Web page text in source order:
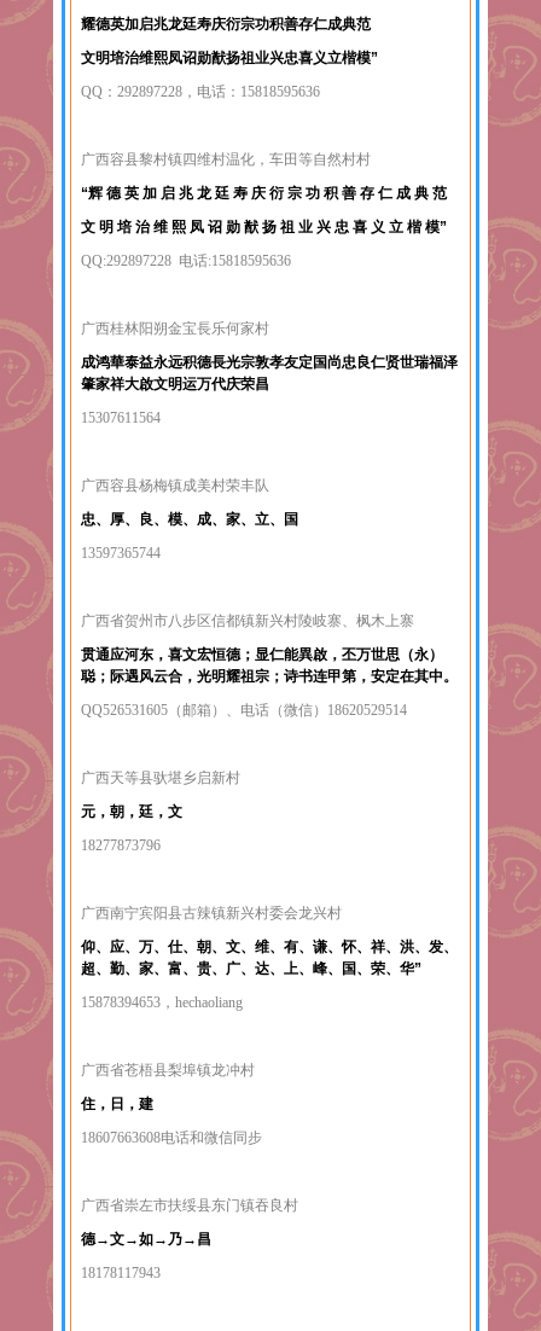
耀德英加启兆龙廷寿庆衍宗功积善存仁成典范
文明培治维熙凤诏勋猷扬祖业兴忠喜义立楷模”
QQ：292897228，电话：15818595636
广西容县黎村镇四维村温化，车田等自然村村
“辉 德 英 加 启 兆 龙 廷 寿 庆 衍 宗 功 积 善 存 仁 成 典 范
文 明 培 治 维 熙 凤 诏 勋 猷 扬 祖 业 兴 忠 喜 义 立 楷 模”
QQ:292897228 电话:15818595636
广西桂林阳朔金宝長乐何家村
成鸿華泰益永远积德長光宗敦孝友定国尚忠良仁贤世瑞福泽
肇家祥大啟文明运万代庆荣昌
15307611564
广西容县杨梅镇成美村荣丰队
忠、厚、良、模、成、家、立、国
13597365744
广西省贺州市八步区信都镇新兴村陵岐寨、枫木上寨
贯通应河东，喜文宏恒德；显仁能異啟，丕万世思（永）
聪；际遇风云合，光明耀祖宗；诗书连甲第，安定在其中。
QQ526531605（邮箱）、电话（微信）18620529514
广西天等县驮堪乡启新村
元，朝，廷，文
18277873796
广西南宁宾阳县古辣镇新兴村委会龙兴村
仰、应、万、仕、朝、文、维、有、谦、怀、祥、洪、发、
超、勤、家、富、贵、广、达、上、峰、国、荣、华”
15878394653，hechaoliang
广西省苍梧县梨埠镇龙冲村
住，日，建
18607663608电话和微信同步
广西省崇左市扶绥县东门镇吞良村
德→文→如→乃→昌
18178117943